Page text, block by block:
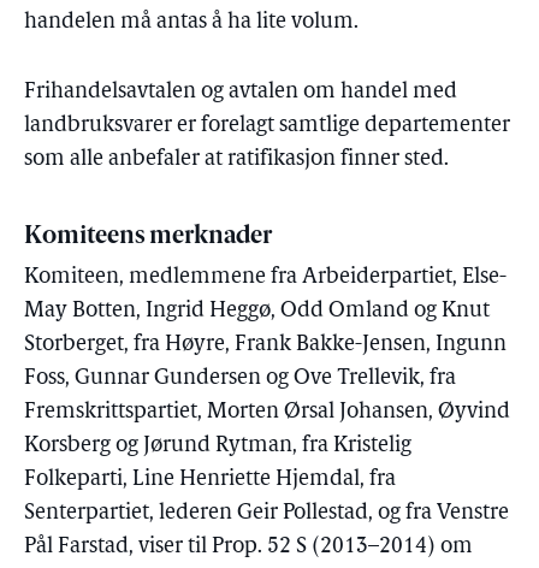
handelen må antas å ha lite volum.
Frihandelsavtalen og avtalen om handel med
landbruksvarer er forelagt samtlige departementer
som alle anbefaler at ratifikasjon finner sted.
Komiteens merknader
Komiteen, medlemmene fra Arbeiderpartiet, Else-
May Botten, Ingrid Heggø, Odd Omland og Knut
Storberget, fra Høyre, Frank Bakke-Jensen, Ingunn
Foss, Gunnar Gundersen og Ove Trellevik, fra
Fremskrittspartiet, Morten Ørsal Johansen, Øyvind
Korsberg og Jørund Rytman, fra Kristelig
Folkeparti, Line Henriette Hjemdal, fra
Senterpartiet, lederen Geir Pollestad, og fra Venstre
Pål Farstad, viser til Prop. 52 S (2013–2014) om